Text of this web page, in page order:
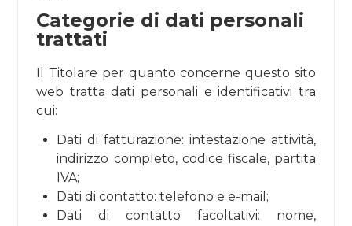
Categorie di dati personali
trattati
Il Titolare per quanto concerne questo sito
web tratta dati personali e identificativi tra
cui:
Dati di fatturazione: intestazione attività,
indirizzo completo, codice fiscale, partita
IVA;
Dati di contatto: telefono e e-mail;
Dati di contatto facoltativi: nome,